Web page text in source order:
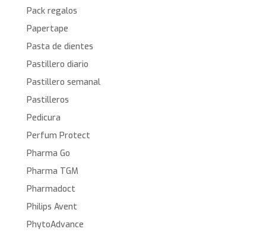
Pack regalos
Papertape
Pasta de dientes
Pastillero diario
Pastillero semanal
Pastilleros
Pedicura
Perfum Protect
Pharma Go
Pharma TGM
Pharmadoct
Philips Avent
PhytoAdvance